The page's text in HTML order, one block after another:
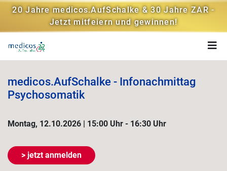
20 Jahre medicos.AufSchalke & 30 Jahre ZAR -
Jetzt mitfeiern und gewinnen!
medicos.AufSchalke - Infonachmittag
Psychosomatik
Montag, 12.10.2026 | 15:00 Uhr - 16:30 Uhr
> jetzt anmelden